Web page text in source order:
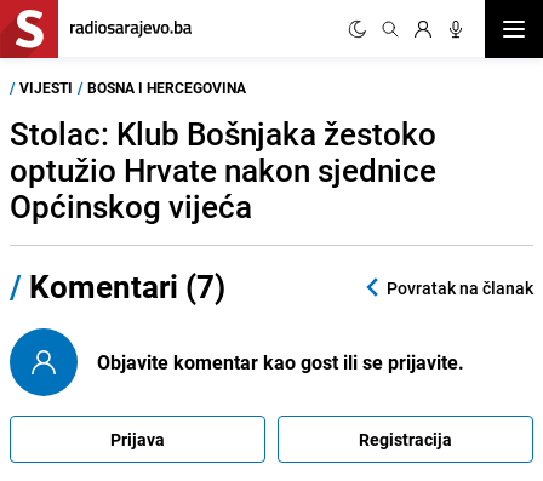
/ VIJESTI / BOSNA I HERCEGOVINA
Stolac: Klub Bošnjaka žestoko
optužio Hrvate nakon sjednice
Općinskog vijeća
/ Komentari (7) Povratak na članak
Objavite komentar kao gost ili se prijavite.
Prijava Registracija